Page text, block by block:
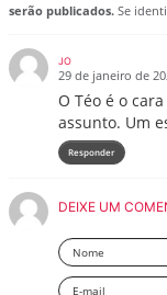
serão publicados. Se
JO
29 de janeiro de
O Téo é o
assunto. Um
Responder
DEIXE UM
Nome
Email